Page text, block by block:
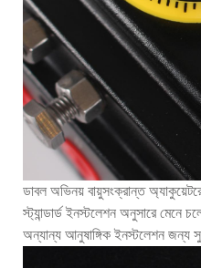
ডাবল অভিনয় বায়ুসংক্রান্ত
স্ট্যান্ডার্ড ইনস্টলেশন অনুসারে মেনে
অন্যান্য আনুষাঙ্গিক ইনস্টলেশন জন্য